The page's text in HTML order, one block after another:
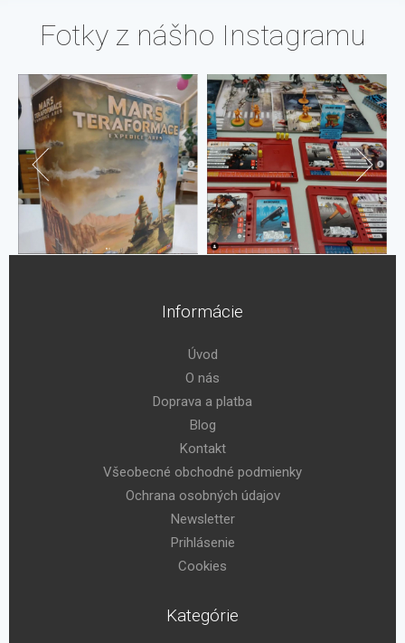
Fotky z nášho Instagramu
Informácie
Úvod
O nás
Doprava a platba
Blog
Kontakt
Všeobecné obchodné podmienky
Ochrana osobných údajov
Newsletter
Prihlásenie
Cookies
Kategórie